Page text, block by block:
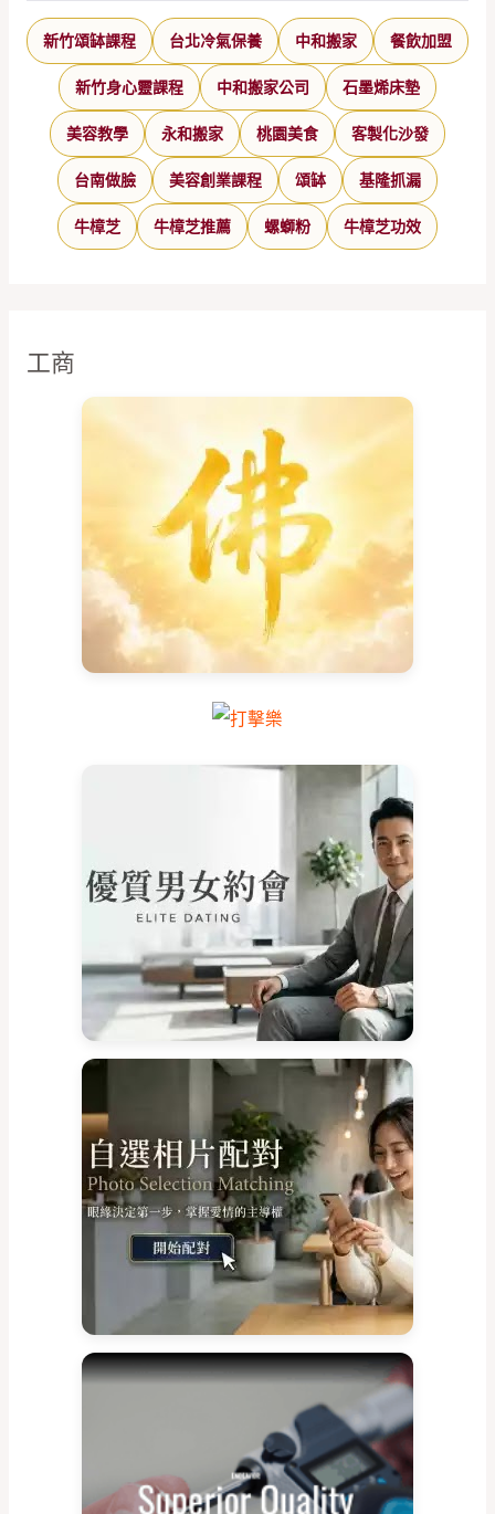
新竹頌缽課程 台北冷氣保養 中和搬家 餐飲加盟
新竹身心靈課程 中和搬家公司 石墨烯床墊
美容教學 永和搬家 桃園美食 客製化沙發
台南做臉 美容創業課程 頌缽 基隆抓漏
牛樟芝 牛樟芝推薦 螺螄粉 牛樟芝功效
工商